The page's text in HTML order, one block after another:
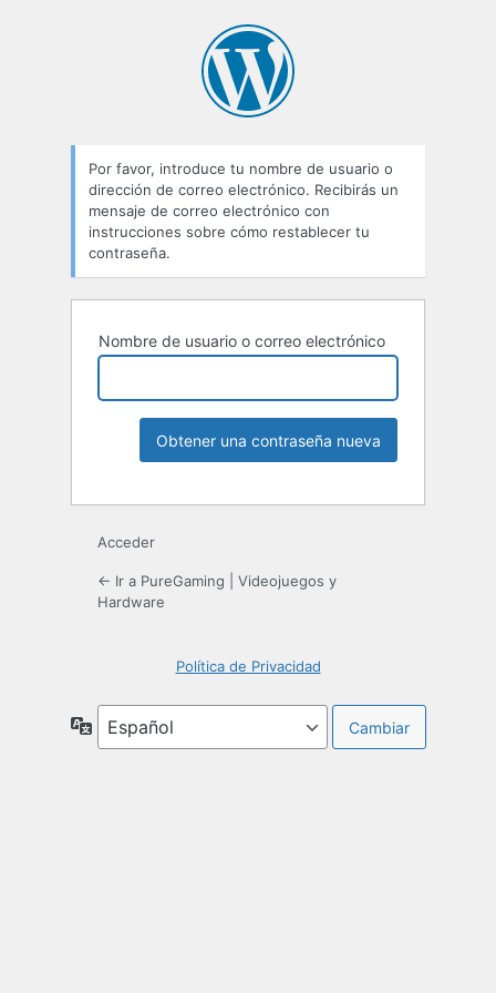
Por favor, introduce tu nombre de usuario o
dirección de correo electrónico. Recibirás un
mensaje de correo electrónico con
instrucciones sobre cómo restablecer tu
contraseña.
Nombre de usuario o correo electrónico
Acceder
← Ir a PureGaming | Videojuegos y
Hardware
Política de Privacidad
Idioma